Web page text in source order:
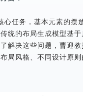
心任务，基本元素的摆
统的布局生成模型基于
解决这些问题，曹迎教
局风格、不同设计原则